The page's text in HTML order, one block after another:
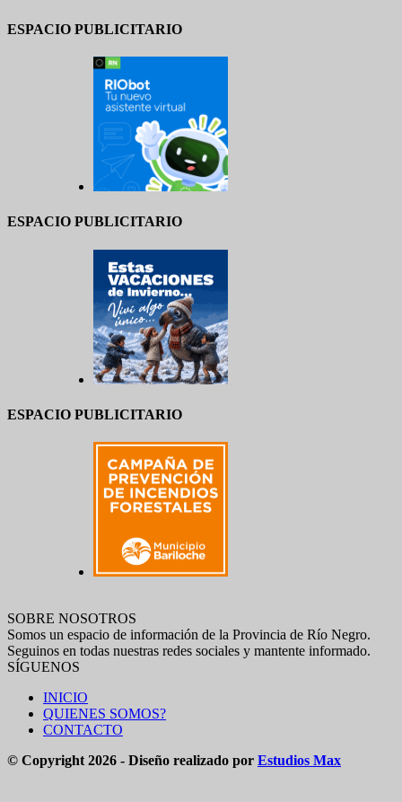
ESPACIO PUBLICITARIO
ESPACIO PUBLICITARIO
ESPACIO PUBLICITARIO
SOBRE NOSOTROS
Somos un espacio de información de la Provincia de Río Negro.
Seguinos en todas nuestras redes sociales y mantente informado.
SÍGUENOS
INICIO
QUIENES SOMOS?
CONTACTO
© Copyright 2026 - Diseño realizado por Estudios Max